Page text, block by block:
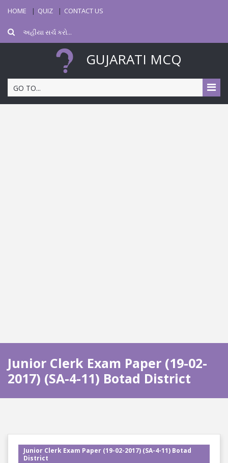
HOME QUIZ CONTACT US
GUJARATI MCQ
GO TO...
Junior Clerk Exam Paper (19-02-
2017) (SA-4-11) Botad District
Junior Clerk Exam Paper (19-02-2017) (SA-4-11) Botad
District